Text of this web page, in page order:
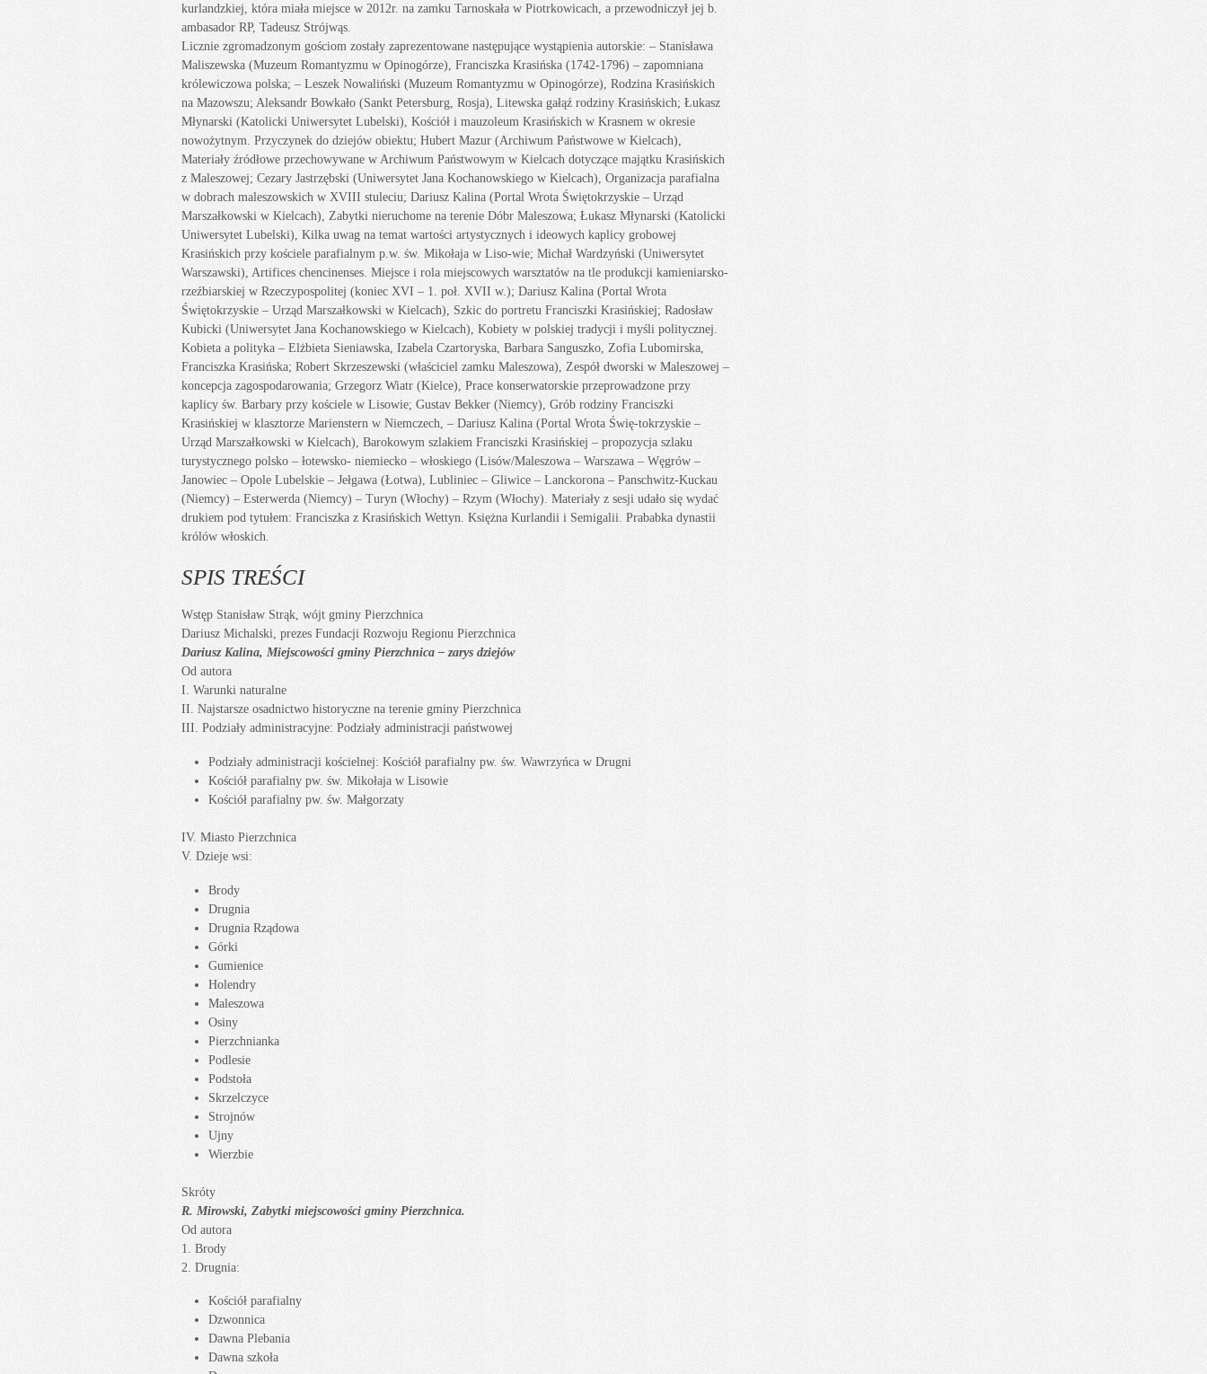
kurlandzkiej, która miała miejsce w 2012r. na zamku Tarnoskała w Piotrkowicach, a przewodniczył jej b.
ambasador RP, Tadeusz Strójwąs.
Licznie zgromadzonym gościom zostały zaprezentowane następujące wystąpienia autorskie: – Stanisława
Maliszewska (Muzeum Romantyzmu w Opinogórze), Franciszka Krasińska (1742-1796) – zapomniana
królewiczowa polska; – Leszek Nowaliński (Muzeum Romantyzmu w Opinogórze), Rodzina Krasińskich
na Mazowszu; Aleksandr Bowkało (Sankt Petersburg, Rosja), Litewska gałąź rodziny Krasińskich; Łukasz
Młynarski (Katolicki Uniwersytet Lubelski), Kościół i mauzoleum Krasińskich w Krasnem w okresie
nowożytnym. Przyczynek do dziejów obiektu; Hubert Mazur (Archiwum Państwowe w Kielcach),
Materiały źródłowe przechowywane w Archiwum Państwowym w Kielcach dotyczące majątku Krasińskich
z Maleszowej; Cezary Jastrzębski (Uniwersytet Jana Kochanowskiego w Kielcach), Organizacja parafialna
w dobrach maleszowskich w XVIII stuleciu; Dariusz Kalina (Portal Wrota Świętokrzyskie – Urząd
Marszałkowski w Kielcach), Zabytki nieruchome na terenie Dóbr Maleszowa; Łukasz Młynarski (Katolicki
Uniwersytet Lubelski), Kilka uwag na temat wartości artystycznych i ideowych kaplicy grobowej
Krasińskich przy kościele parafialnym p.w. św. Mikołaja w Liso-wie; Michał Wardzyński (Uniwersytet
Warszawski), Artifices chencinenses. Miejsce i rola miejscowych warsztatów na tle produkcji kamieniarsko-
rzeźbiarskiej w Rzeczypospolitej (koniec XVI – 1. poł. XVII w.); Dariusz Kalina (Portal Wrota
Świętokrzyskie – Urząd Marszałkowski w Kielcach), Szkic do portretu Franciszki Krasińskiej; Radosław
Kubicki (Uniwersytet Jana Kochanowskiego w Kielcach), Kobiety w polskiej tradycji i myśli politycznej.
Kobieta a polityka – Elżbieta Sieniawska, Izabela Czartoryska, Barbara Sanguszko, Zofia Lubomirska,
Franciszka Krasińska; Robert Skrzeszewski (właściciel zamku Maleszowa), Zespół dworski w Maleszowej –
koncepcja zagospodarowania; Grzegorz Wiatr (Kielce), Prace konserwatorskie przeprowadzone przy
kaplicy św. Barbary przy kościele w Lisowie; Gustav Bekker (Niemcy), Grób rodziny Franciszki
Krasińskiej w klasztorze Marienstern w Niemczech, – Dariusz Kalina (Portal Wrota Świę-tokrzyskie –
Urząd Marszałkowski w Kielcach), Barokowym szlakiem Franciszki Krasińskiej – propozycja szlaku
turystycznego polsko – łotewsko- niemiecko – włoskiego (Lisów/Maleszowa – Warszawa – Węgrów –
Janowiec – Opole Lubelskie – Jełgawa (Łotwa), Lubliniec – Gliwice – Lanckorona – Panschwitz-Kuckau
(Niemcy) – Esterwerda (Niemcy) – Turyn (Włochy) – Rzym (Włochy). Materiały z sesji udało się wydać
drukiem pod tytułem: Franciszka z Krasińskich Wettyn. Księżna Kurlandii i Semigalii. Prababka dynastii
królów włoskich.
SPIS TREŚCI
Wstęp Stanisław Strąk, wójt gminy Pierzchnica
Dariusz Michalski, prezes Fundacji Rozwoju Regionu Pierzchnica
Dariusz Kalina, Miejscowości gminy Pierzchnica – zarys dziejów
Od autora
I. Warunki naturalne
II. Najstarsze osadnictwo historyczne na terenie gminy Pierzchnica
III. Podziały administracyjne: Podziały administracji państwowej
Podziały administracji kościelnej: Kościół parafialny pw. św. Wawrzyńca w Drugni
Kościół parafialny pw. św. Mikołaja w Lisowie
Kościół parafialny pw. św. Małgorzaty
IV. Miasto Pierzchnica
V. Dzieje wsi:
Brody
Drugnia
Drugnia Rządowa
Górki
Gumienice
Holendry
Maleszowa
Osiny
Pierzchnianka
Podlesie
Podstoła
Skrzelczyce
Strojnów
Ujny
Wierzbie
Skróty
R. Mirowski, Zabytki miejscowości gminy Pierzchnica.
Od autora
1. Brody
2. Drugnia:
Kościół parafialny
Dzwonnica
Dawna Plebania
Dawna szkoła